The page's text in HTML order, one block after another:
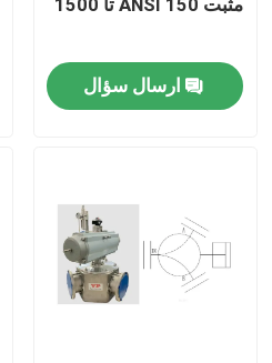
کنترل کیفیت
موارد
مثبت ANSI 150 تا 1500
ارسال سؤال